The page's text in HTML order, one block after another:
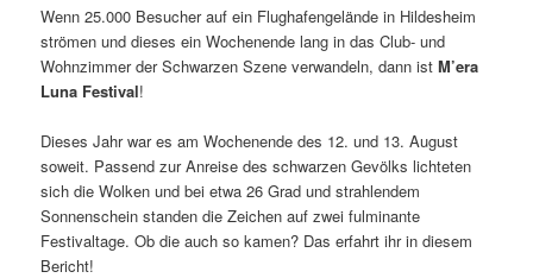
Wenn 25.000 Besucher auf ein Flughafengelände in Hildesheim
strömen und dieses ein Wochenende lang in das Club- und
Wohnzimmer der Schwarzen Szene verwandeln, dann istM’era
Luna Festival!
Dieses Jahr war es am Wochenende des 12. und 13. August
soweit. Passend zur Anreise des schwarzen Gevölks lichteten
sich die Wolken und bei etwa 26 Grad und strahlendem
Sonnenschein standen die Zeichen auf zwei fulminante
Festivaltage. Ob die auch so kamen? Das erfahrt ihr in diesem
Bericht!